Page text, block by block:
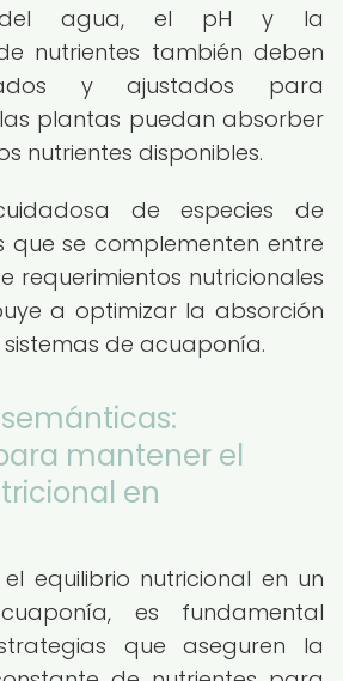
del agua, el pH y la
nutrientes también deben
y ajustados para
plantas puedan absorber
nutrientes disponibles.
de especies de
que se complementen entre
requerimientos nutricionales
a optimizar la absorción
de acuaponía.
mantener el
en
equilibrio nutricional en un
es fundamental
que aseguren la